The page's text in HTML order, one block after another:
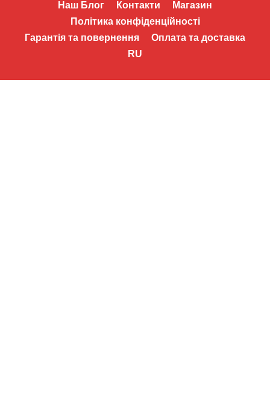
Наш Блог Контакти
Магазин
Політика конфіденційності
Гарантія та повернення
Оплата та доставка
RU